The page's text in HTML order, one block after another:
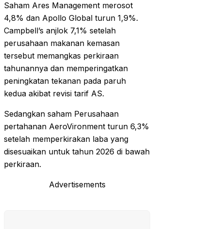
Saham Ares Management merosot
4,8% dan Apollo Global turun 1,9%.
Campbell’s anjlok 7,1% setelah
perusahaan makanan kemasan
tersebut memangkas perkiraan
tahunannya dan memperingatkan
peningkatan tekanan pada paruh
kedua akibat revisi tarif AS.
Sedangkan saham Perusahaan
pertahanan AeroVironment turun 6,3%
setelah memperkirakan laba yang
disesuaikan untuk tahun 2026 di bawah
perkiraan.
Advertisements